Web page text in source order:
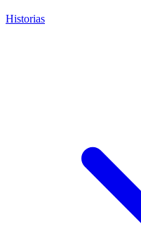
Historias